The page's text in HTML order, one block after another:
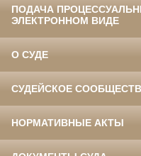
ПОДАЧА
ЭЛЕКТРОННОМ ВИДЕ
О СУДЕ
СУДЕЙСКОЕ
НОРМАТИВНЫЕ АКТЫ